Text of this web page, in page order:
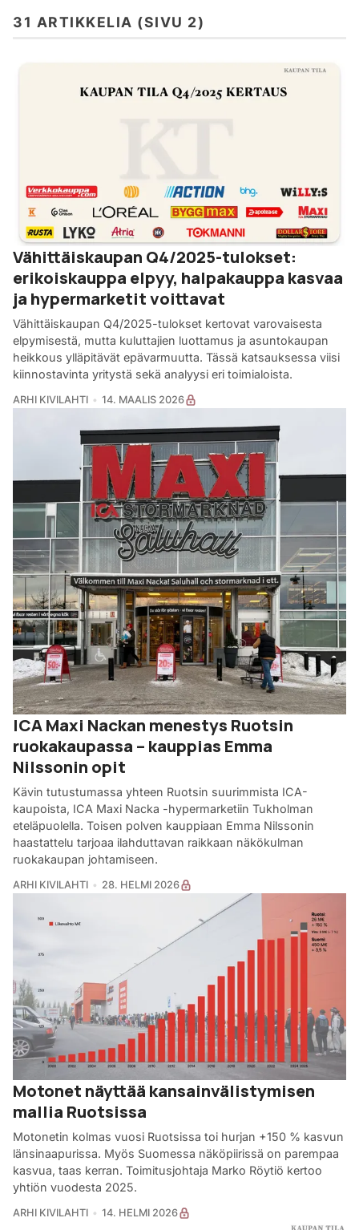
31 ARTIKKELIA (SIVU 2)
Vähittäiskaupan Q4/2025-tulokset:
erikoiskauppa elpyy, halpakauppa kasvaa
ja hypermarketit voittavat
Vähittäiskaupan Q4/2025-tulokset kertovat varovaisesta
elpymisestä, mutta kuluttajien luottamus ja asuntokaupan
heikkous ylläpitävät epävarmuutta. Tässä katsauksessa viisi
kiinnostavinta yritystä sekä analyysi eri toimialoista.
ARHI KIVILAHTI 14. MAALIS 2026
ICA Maxi Nackan menestys Ruotsin
ruokakaupassa – kauppias Emma
Nilssonin opit
Kävin tutustumassa yhteen Ruotsin suurimmista ICA-
kaupoista, ICA Maxi Nacka -hypermarketiin Tukholman
eteläpuolella. Toisen polven kauppiaan Emma Nilssonin
haastattelu tarjoaa ilahduttavan raikkaan näkökulman
ruokakaupan johtamiseen.
ARHI KIVILAHTI 28. HELMI 2026
Motonet näyttää kansainvälistymisen
mallia Ruotsissa
Motonetin kolmas vuosi Ruotsissa toi hurjan +150 % kasvun
länsinaapurissa. Myös Suomessa näköpiirissä on parempaa
kasvua, taas kerran. Toimitusjohtaja Marko Röytiö kertoo
yhtiön vuodesta 2025.
ARHI KIVILAHTI 14. HELMI 2026